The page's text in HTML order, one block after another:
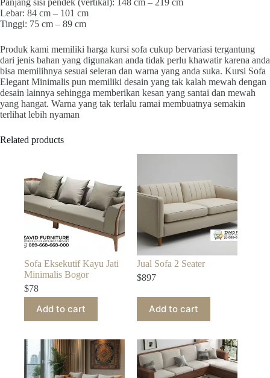
Lebar: 84 cm – 101 cm
Tinggi: 75 cm – 89 cm
Produk kami memiliki harga kursi sofa cukup bervariasi tergantung
dari jenis bahan yang digunakan anda tidak perlu khawatir karena anda
bisa memilihnya sesuai seleran dan warna yang anda suka. Kursi Sofa
Elegant Minimalis pun memiliki desain yang tak kalah mewah dengan
desain lainnya sehingga memberikan kesan yang santai dan mewah
yang hangat. Warna yang tak terlalu ramai membuatnya semakin
terlihat lebih nyaman
Related products
Sofa Eksekutif Kayu Jati
Minimalis Bogor
$78
Add to cart
Jual Sofa 2 Seater
$897
Add to cart